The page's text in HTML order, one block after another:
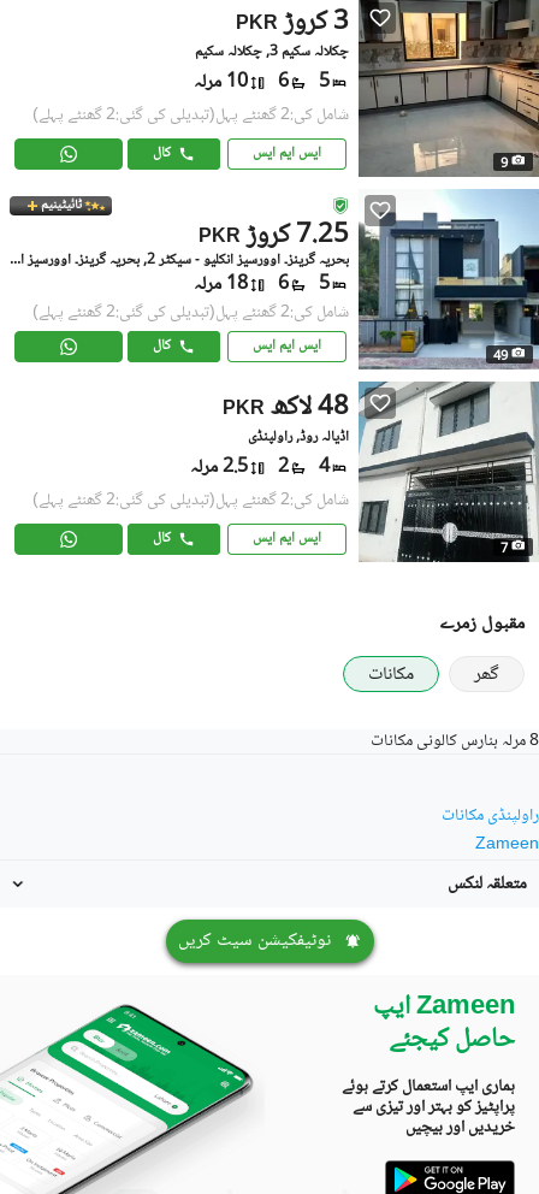
9
PKR 3 کروڑ
چکلالہ سکیم 3, چکلالہ سکیم
5
6 10 مرلہ
شامل کی:2 گھنٹے پہل (تبدیلی کی گئی:2 گھنٹے پہلے)
ایس ایم ایس کال
49
ٹائیٹینیم
PKR 7.25 کروڑ
بحریہ گرینز۔ اوورسیز انکلیو - سیکٹر 2, بحریہ گرینز۔ اوورسیز انکلیو
5
6 18 مرلہ
شامل کی:2 گھنٹے پہل (تبدیلی کی گئی:2 گھنٹے پہلے)
ایس ایم ایس کال
7
PKR 48 لاکھ
اڈیالہ روڈ, راولپنڈی
4
2 2.5 مرلہ
شامل کی:2 گھنٹے پہل (تبدیلی کی گئی:2 گھنٹے پہلے)
ایس ایم ایس کال
مقبول زمرے
گھر
مکانات
Zameen
راولپنڈی مکانات
8 مرلہ بنارس کالونی مکانات
متعلقہ لنکس
نوٹیفکیشن سیٹ کریں
Zameen ایپ
حاصل کیجئے
ہماری ایپ استعمال کرتے ہوئے
پراپٹیز کو بہتر اور تیزی سے
خریدیں اور بیچیں